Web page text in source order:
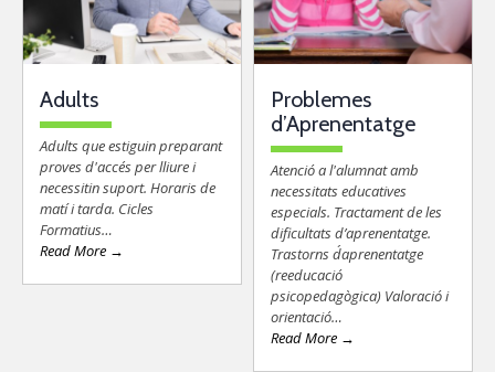
Adults
Adults que estiguin preparant
proves d'accés per lliure i
necessitin suport. Horaris de
matí i tarda. Cicles
Formatius…
Read More →
Problemes
d’Aprenentatge
Atenció a l'alumnat amb
necessitats educatives
especials. Tractament de les
dificultats d’aprenentatge.
Trastorns d´aprenentatge
(reeducació
psicopedagògica) Valoració i
orientació…
Read More →